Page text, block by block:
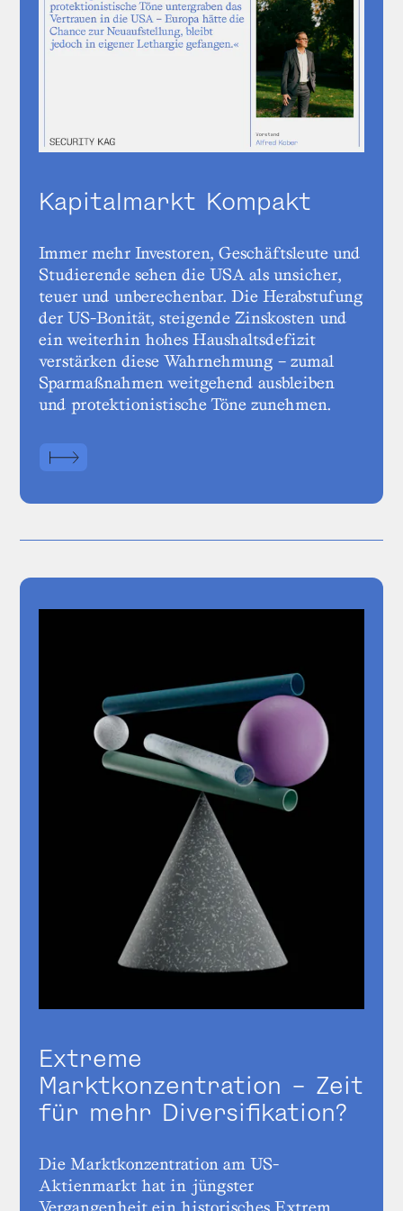
Kapitalmarkt Kompakt
Immer mehr Investoren, Geschäftsleute und
Studierende sehen die USA als unsicher,
teuer und unberechenbar. Die Herabstufung
der US-Bonität, steigende Zinskosten und
ein weiterhin hohes Haushaltsdefizit
verstärken diese Wahrnehmung – zumal
Sparmaßnahmen weitgehend ausbleiben
und protektionistische Töne zunehmen.
Extreme
Marktkonzentration – Zeit
für mehr Diversifikation?
Die Marktkonzentration am US-
Aktienmarkt hat in jüngster
Vergangenheit ein historisches Extrem